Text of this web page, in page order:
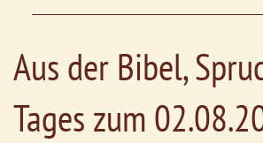
Aus der Bibel,
Tages zum